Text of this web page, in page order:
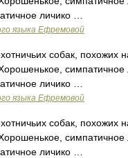
личико …
языка Ефремовой
собак, похожих
личико …
языка Ефремовой
собак, похожих
личико …